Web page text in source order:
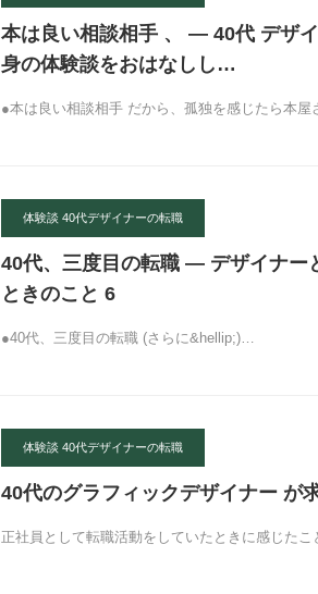
本は良い相談相手 、 — 40代 デザ
身の体験談をおはなしし…
●本は良い相談相手 だから、孤独を感じたら本
体験談 40代デザイナーの転職
40代、三度目の転職 — デザイナー
ときのこと 6
●40代、三度目の転職 (さらに&hellip;)…
体験談 40代デザイナーの転職
40代のグラフィックデザイナー が
正社員として転職活動をしていたときに感じた